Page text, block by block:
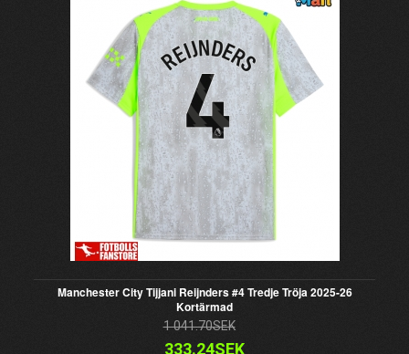
Manchester City Tijjani Reijnders #4 Tredje Tröja 2025-26
Kortärmad
1 041.70SEK
333.24SEK